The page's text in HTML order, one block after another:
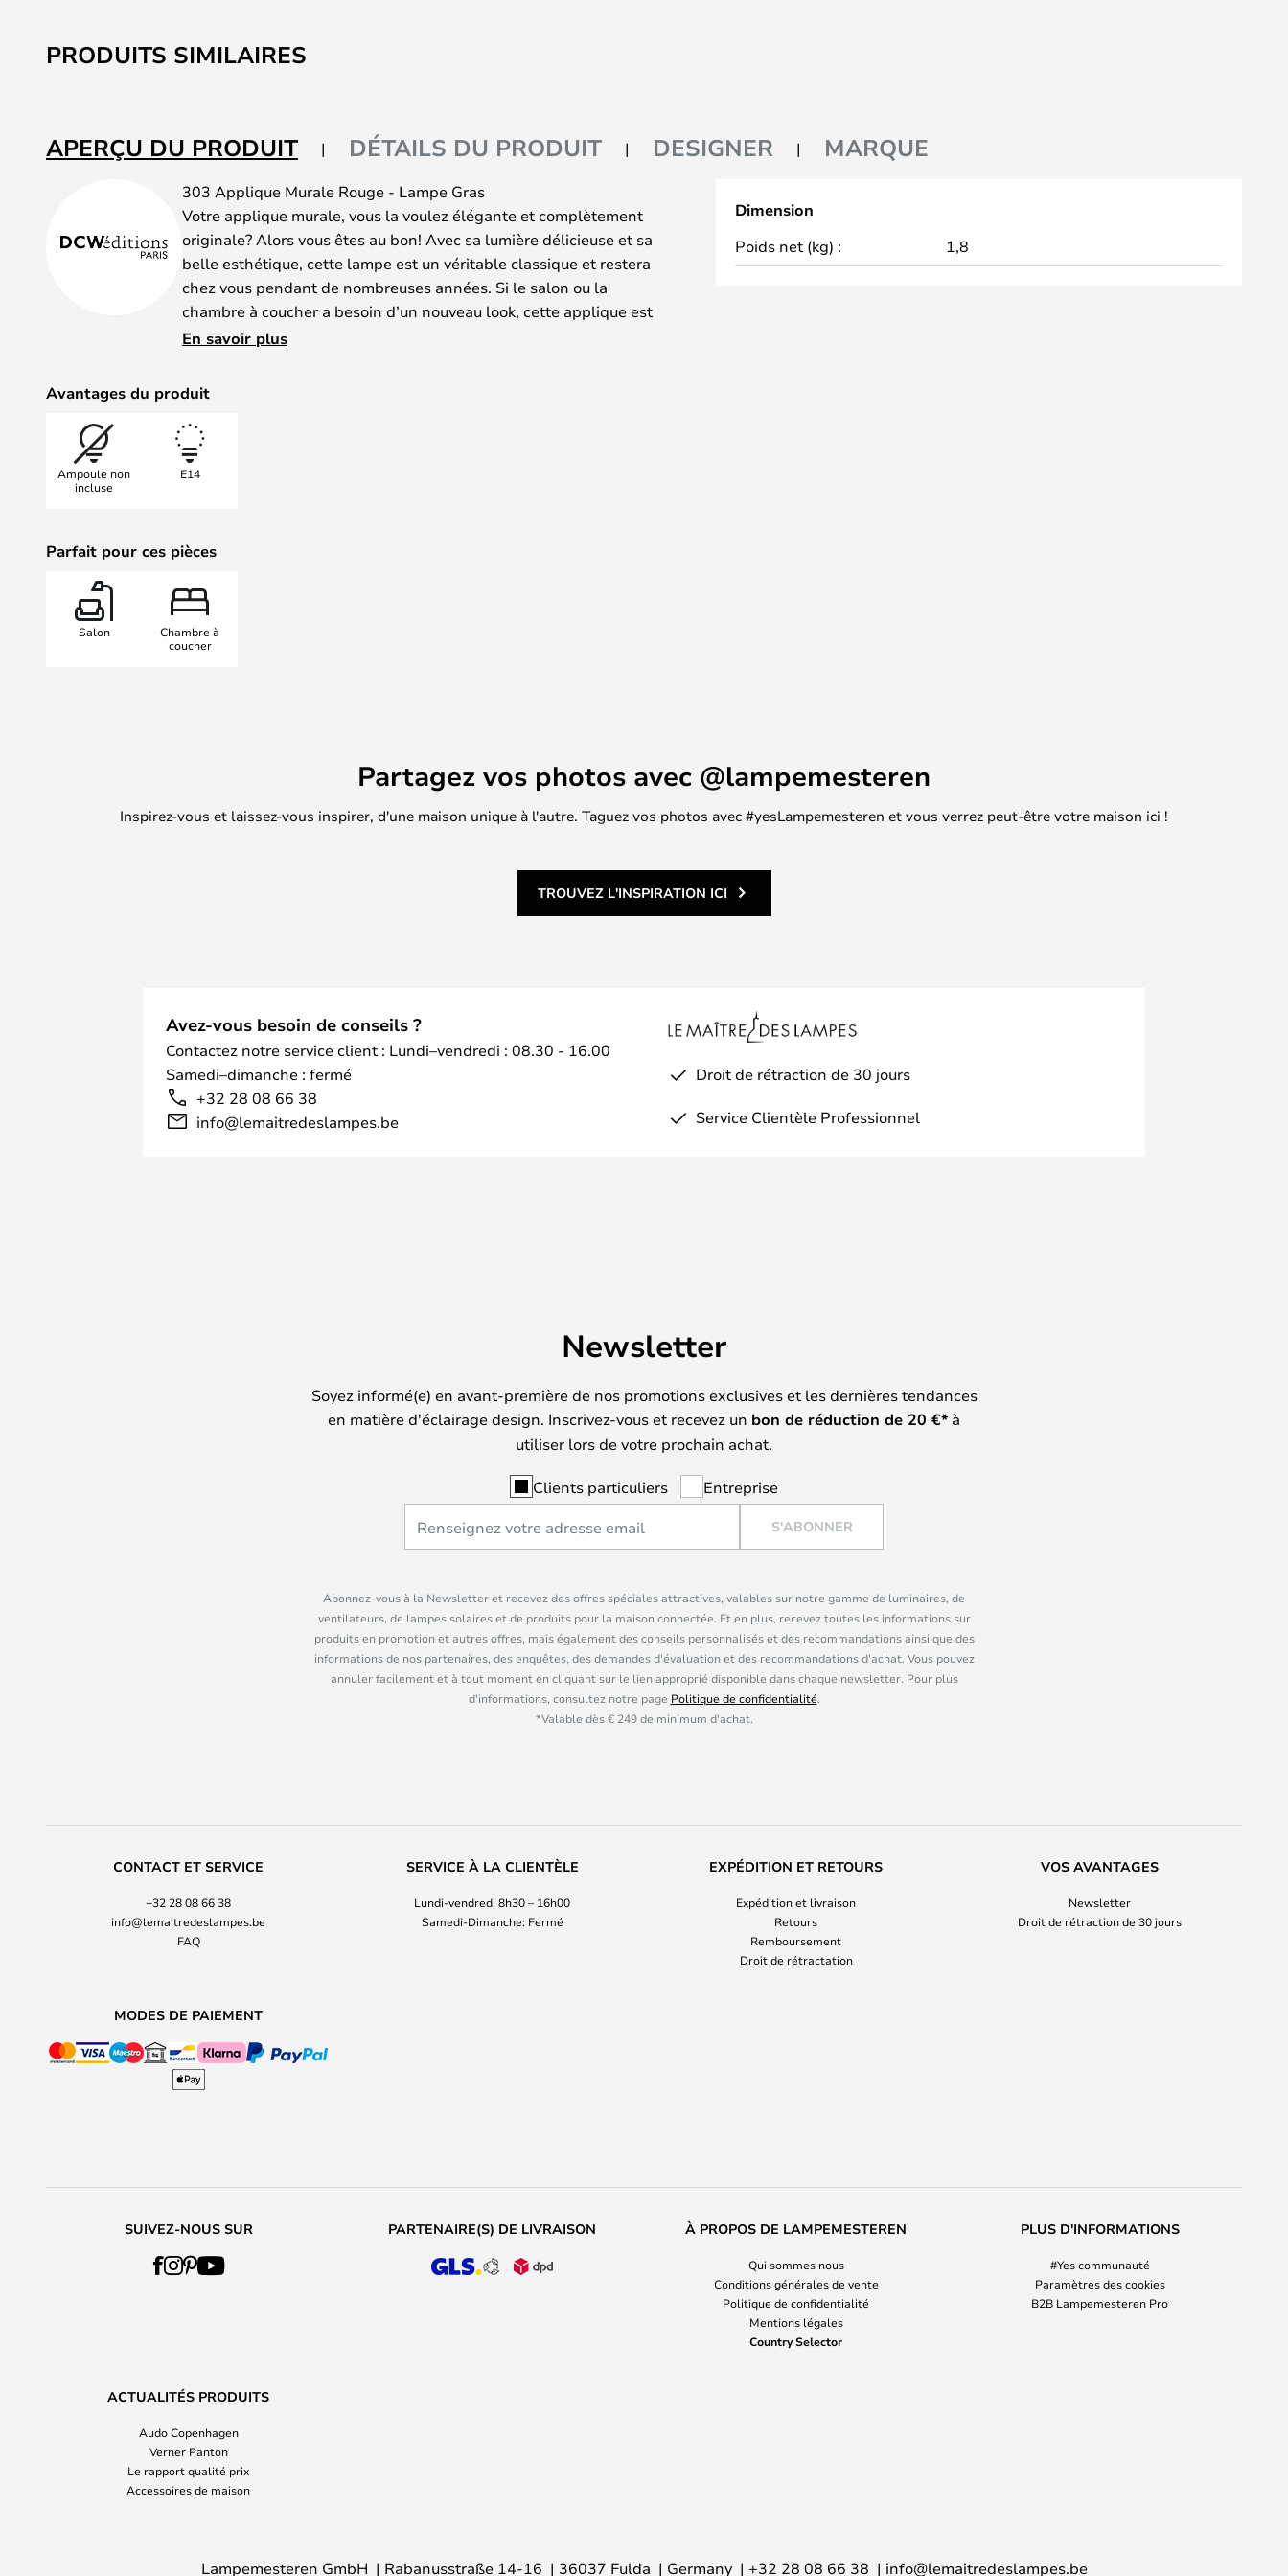
PRODUITS SIMILAIRES
APERÇU DU PRODUIT DÉTAILS DU PRODUIT DESIGNER MARQUE
303 Applique Murale Rouge - Lampe Gras
Votre applique murale, vous la voulez élégante et complètement
originale? Alors vous êtes au bon! Avec sa lumière délicieuse et sa
belle esthétique, cette lampe est un véritable classique et restera
chez vous pendant de nombreuses années. Si le salon ou la
chambre à coucher a besoin d’un nouveau look, cette applique est
faite pour vous!
En savoir plus
Avantages du produit
Ampoule non
incluse
E14
Parfait pour ces pièces
Salon
Chambre à
coucher
Dimension
Poids net (kg) : 1,8
Partagez vos photos avec @lampemesteren
Inspirez-vous et laissez-vous inspirer, d'une maison unique à l'autre. Taguez vos photos avec #yesLampemesteren et vous verrez peut-être votre maison ici !
TROUVEZ L'INSPIRATION ICI
Avez-vous besoin de conseils ?
Contactez notre service client : Lundi–vendredi : 08.30 - 16.00
Samedi–dimanche : fermé
+32 28 08 66 38
info@lemaitredeslampes.be
Droit de rétraction de 30 jours
Service Clientèle Professionnel
Newsletter
Soyez informé(e) en avant-première de nos promotions exclusives et les dernières tendances
en matière d'éclairage design. Inscrivez-vous et recevez un bon de réduction de 20 €* à
utiliser lors de votre prochain achat.
Clients particuliers Entreprise
S'ABONNER
Abonnez-vous à la Newsletter et recevez des offres spéciales attractives, valables sur notre gamme de luminaires, de
ventilateurs, de lampes solaires et de produits pour la maison connectée. Et en plus, recevez toutes les informations sur
produits en promotion et autres offres, mais également des conseils personnalisés et des recommandations ainsi que des
informations de nos partenaires, des enquêtes, des demandes d'évaluation et des recommandations d'achat. Vous pouvez
annuler facilement et à tout moment en cliquant sur le lien approprié disponible dans chaque newsletter. Pour plus
d'informations, consultez notre page Politique de confidentialité.
*Valable dès € 249 de minimum d'achat.
CONTACT ET SERVICE
+32 28 08 66 38
info@lemaitredeslampes.be
FAQ
SERVICE À LA CLIENTÈLE
Lundi-vendredi 8h30 – 16h00
Samedi-Dimanche: Fermé
EXPÉDITION ET RETOURS
Expédition et livraison
Retours
Remboursement
Droit de rétractation
VOS AVANTAGES
Newsletter
Droit de rétraction de 30 jours
MODES DE PAIEMENT
SUIVEZ-NOUS SUR PARTENAIRE(S) DE LIVRAISON À PROPOS DE LAMPEMESTEREN
Qui sommes nous
Conditions générales de vente
Politique de confidentialité
Mentions légales
Country Selector
PLUS D'INFORMATIONS
#Yes communauté
Paramètres des cookies
B2B Lampemesteren Pro
ACTUALITÉS PRODUITS
Audo Copenhagen
Verner Panton
Le rapport qualité prix
Accessoires de maison
Lampemesteren GmbH Rabanusstraße 14-16 36037 Fulda Germany +32 28 08 66 38 info@lemaitredeslampes.be